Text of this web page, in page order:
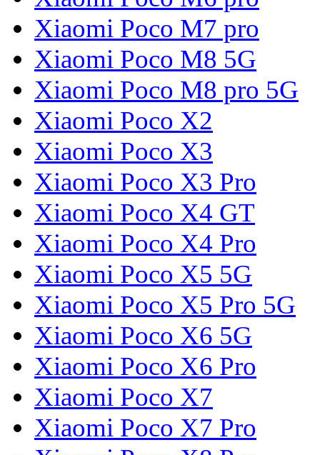
Xiaomi Poco M7 pro
Xiaomi Poco M8 5G
Xiaomi Poco M8 pro 5G
Xiaomi Poco X2
Xiaomi Poco X3
Xiaomi Poco X3 Pro
Xiaomi Poco X4 GT
Xiaomi Poco X4 Pro
Xiaomi Poco X5 5G
Xiaomi Poco X5 Pro 5G
Xiaomi Poco X6 5G
Xiaomi Poco X6 Pro
Xiaomi Poco X7
Xiaomi Poco X7 Pro